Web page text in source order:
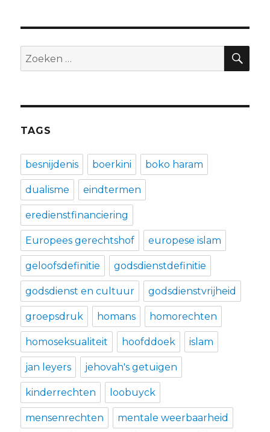
Zoeken
naar:
TAGS
besnijdenis boerkini boko haram
dualisme eindtermen
eredienstfinanciering
Europees gerechtshof europese islam
geloofsdefinitie godsdienstdefinitie
godsdienst en cultuur godsdienstvrijheid
groepsdruk homans homorechten
homoseksualiteit hoofddoek islam
jan leyers jehovah's getuigen
kinderrechten loobuyck
mensenrechten mentale weerbaarheid